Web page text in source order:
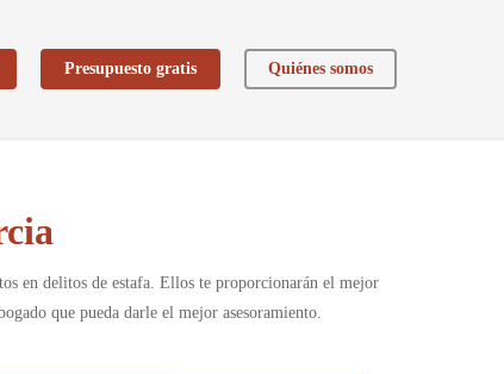
Presupuesto gratis Quiénes somos
en delitos de estafa. Ellos te proporcionarán el mejor
que pueda darle el mejor asesoramiento.